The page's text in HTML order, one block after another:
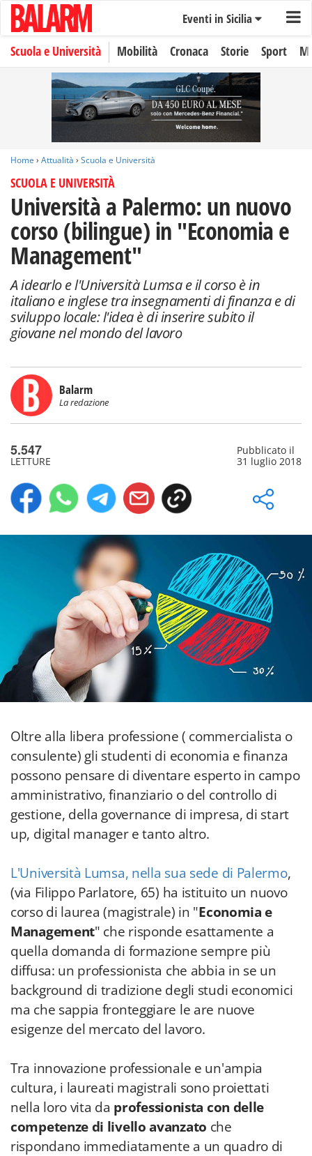
Eventi in Sicilia
Scuola e Università Mobilità Cronaca Storie Sport
Home › Attualità › Scuola e Università
SCUOLA E UNIVERSITÀ
Università a Palermo: un nuovo
corso (bilingue) in "Economia e
Management"
A idearlo e l'Università Lumsa e il corso è in
italiano e inglese tra insegnamenti di finanza e di
sviluppo locale: l'idea è di inserire subito il
giovane nel mondo del lavoro
Balarm
La redazione
5.547
LETTURE
Pubblicato il
31 luglio 2018
Oltre alla libera professione ( commercialista o
consulente) gli studenti di economia e finanza
possono pensare di diventare esperto in campo
amministrativo, finanziario o del controllo di
gestione, della governance di impresa, di start
up, digital manager e tanto altro.
L'Università Lumsa, nella sua sede di Palermo,
(via Filippo Parlatore, 65) ha istituito un nuovo
corso di laurea (magistrale) in "Economia e
Management" che risponde esattamente a
quella domanda di formazione sempre più
diffusa: un professionista che abbia in se un
background di tradizione degli studi economici
ma che sappia fronteggiare le are nuove
esigenze del mercato del lavoro.
Tra innovazione professionale e un'ampia
cultura, i laureati magistrali sono proiettati
nella loro vita da professionista con delle
competenze di livello avanzato che
rispondano immediatamente a un quadro di